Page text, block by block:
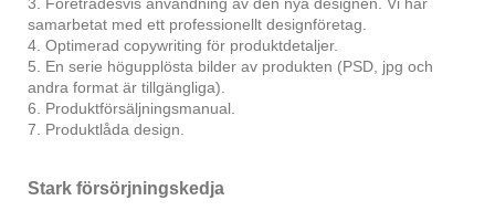
3. Företrädesvis användning av den nya designen. Vi har
samarbetat med ett professionellt designföretag.
4. Optimerad copywriting för produktdetaljer.
5. En serie högupplösta bilder av produkten (PSD, jpg och
andra format är tillgängliga).
6. Produktförsäljningsmanual.
7. Produktlåda design.
Stark försörjningskedja